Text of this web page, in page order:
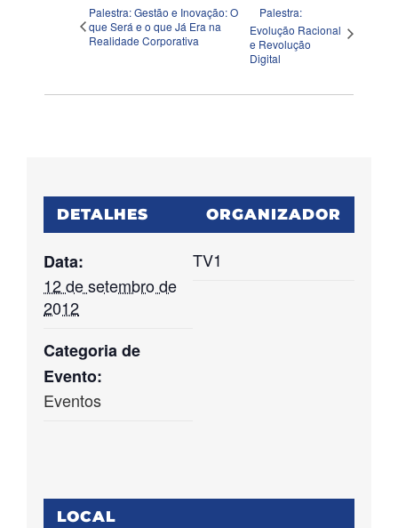
Palestra: Gestão e Inovação: O
que Será e o que Já Era na
Realidade Corporativa
Palestra:
Evolução Racional
e Revolução
Digital
DETALHES
Data:
12 de setembro de
2012
Categoria de
Evento:
Eventos
ORGANIZADOR
TV1
LOCAL